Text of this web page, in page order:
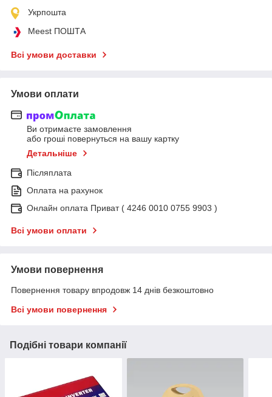
Укрпошта
Meest ПОШТА
Всі умови доставки
Умови оплати
Ви отримаєте замовлення
або гроші повернуться на вашу картку
Детальніше
Післяплата
Оплата на рахунок
Онлайн оплата Приват ( 4246 0010 0755 9903 )
Всі умови оплати
Умови повернення
Повернення товару впродовж 14 днів безкоштовно
Всі умови повернення
Подібні товари компанії